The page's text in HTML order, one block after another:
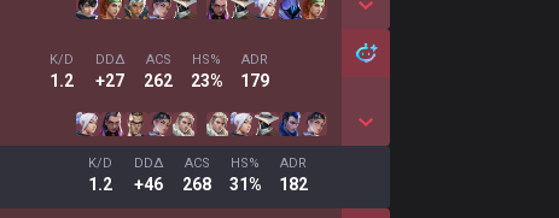
K/D
1.2
DDΔ
+27
ACS
262
HS%
23%
ADR
179
K/D
1.2
DDΔ
+46
ACS
268
HS%
31%
ADR
182